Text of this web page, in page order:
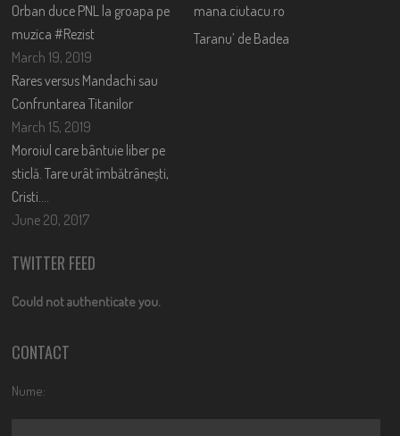
Orban duce PNL la groapa pe
muzica #Rezist
March 19, 2019
Rares versus Mandachi sau
Confruntarea Titanilor
March 15, 2019
Moroiul care bântuie liber pe
sticlă. Tare urât îmbătrânești,
Cristi….
June 20, 2017
mana.ciutacu.ro
Taranu’ de Badea
TWITTER FEED
Could not authenticate you.
CONTACT
Nume: